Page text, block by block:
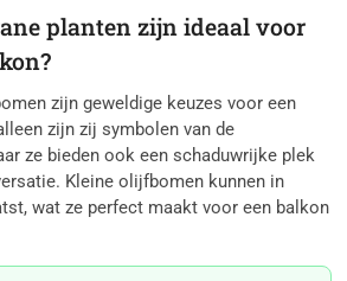
planten zijn ideaal voor
zijn geweldige keuzes voor een
zijn zij symbolen van de
ze bieden ook een schaduwrijke plek
Kleine olijfbomen kunnen in
wat ze perfect maakt voor een balkon